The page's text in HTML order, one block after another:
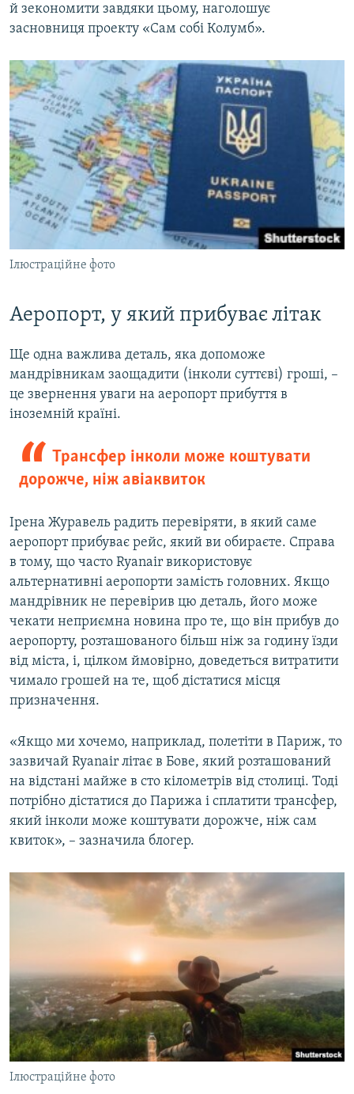
й зекономити завдяки цьому, наголошує
засновниця проекту «Сам собі Колумб».
Ілюстраційне фото
Аеропорт, у який прибуває літак
Ще одна важлива деталь, яка допоможе
мандрівникам заощадити (інколи суттєві) гроші, –
це звернення уваги на аеропорт прибуття в
іноземній країні.
Трансфер інколи може коштувати
дорожче, ніж авіаквиток
Ірена Журавель радить перевіряти, в який саме
аеропорт прибуває рейс, який ви обираєте. Справа
в тому, що часто Ryanair використовує
альтернативні аеропорти замість головних. Якщо
мандрівник не перевірив цю деталь, його може
чекати неприємна новина про те, що він прибув до
аеропорту, розташованого більш ніж за годину їзди
від міста, і, цілком ймовірно, доведеться витратити
чимало грошей на те, щоб дістатися місця
призначення.
«Якщо ми хочемо, наприклад, полетіти в Париж, то
зазвичай Ryanair літає в Бове, який розташований
на відстані майже в сто кілометрів від столиці. Тоді
потрібно дістатися до Парижа і сплатити трансфер,
який інколи може коштувати дорожче, ніж сам
квиток», – зазначила блогер.
Ілюстраційне фото